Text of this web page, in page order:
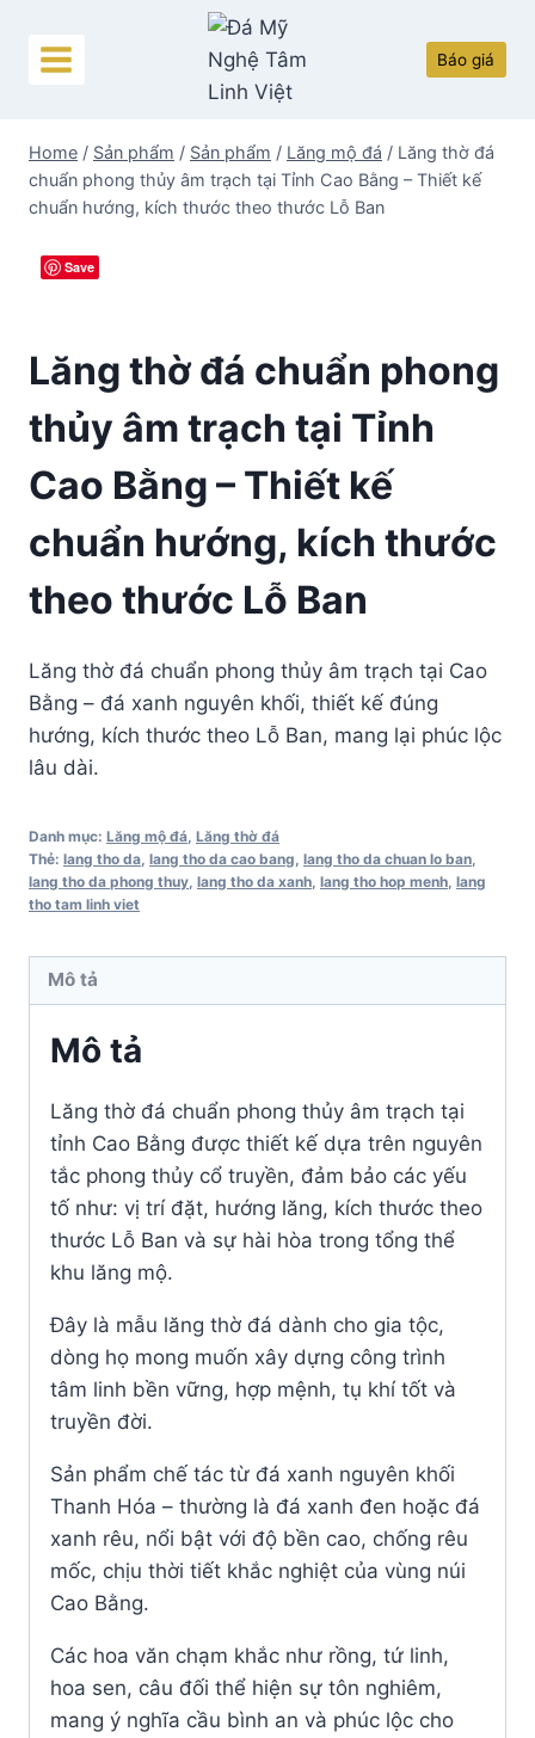
content
Báo giá
Home / Sản phẩm / Sản phẩm / Lăng mộ đá / Lăng thờ đá
chuẩn phong thủy âm trạch tại Tỉnh Cao Bằng – Thiết kế
chuẩn hướng, kích thước theo thước Lỗ Ban
Save
Lăng thờ đá chuẩn phong
thủy âm trạch tại Tỉnh
Cao Bằng – Thiết kế
chuẩn hướng, kích thước
theo thước Lỗ Ban
Lăng thờ đá chuẩn phong thủy âm trạch tại Cao
Bằng – đá xanh nguyên khối, thiết kế đúng
hướng, kích thước theo Lỗ Ban, mang lại phúc lộc
lâu dài.
Danh mục: Lăng mộ đá Lăng thờ đá
Thẻ: lang tho da lang tho da cao bang lang tho da chuan lo ban
lang tho da phong thuy lang tho da xanh lang tho hop menh lang
tho tam linh viet
Mô tả
Mô tả
Lăng thờ đá chuẩn phong thủy âm trạch tại
tỉnh Cao Bằng được thiết kế dựa trên nguyên
tắc phong thủy cổ truyền, đảm bảo các yếu
tố như: vị trí đặt, hướng lăng, kích thước theo
thước Lỗ Ban và sự hài hòa trong tổng thể
khu lăng mộ.
Đây là mẫu lăng thờ đá dành cho gia tộc,
dòng họ mong muốn xây dựng công trình
tâm linh bền vững, hợp mệnh, tụ khí tốt và
truyền đời.
Sản phẩm chế tác từ đá xanh nguyên khối
Thanh Hóa – thường là đá xanh đen hoặc đá
xanh rêu, nổi bật với độ bền cao, chống rêu
mốc, chịu thời tiết khắc nghiệt của vùng núi
Cao Bằng.
Các hoa văn chạm khắc như rồng, tứ linh,
hoa sen, câu đối thể hiện sự tôn nghiêm,
mang ý nghĩa cầu bình an và phúc lộc cho